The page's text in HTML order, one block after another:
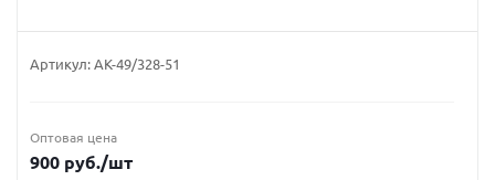
Артикул: АК-49/328-51
Оптовая цена
900 руб./шт